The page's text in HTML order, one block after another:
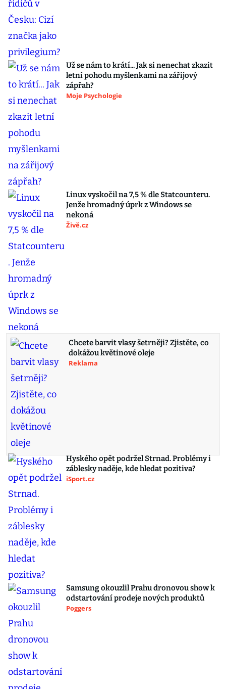
Už se nám to krátí... Jak si nenechat zkazit
letní pohodu myšlenkami na zářijový
zápřah?
Moje Psychologie
Linux vyskočil na 7,5 % dle Statcounteru.
Jenže hromadný úprk z Windows se
nekoná
Živě.cz
Chcete barvit vlasy šetrněji? Zjistěte, co
dokážou květinové oleje
Reklama
Hyského opět podržel Strnad. Problémy i
záblesky naděje, kde hledat pozitiva?
iSport.cz
Samsung okouzlil Prahu dronovou show k
odstartování prodeje nových produktů
Poggers